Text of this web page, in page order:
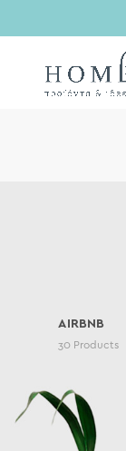
AIRBNB
30 Products